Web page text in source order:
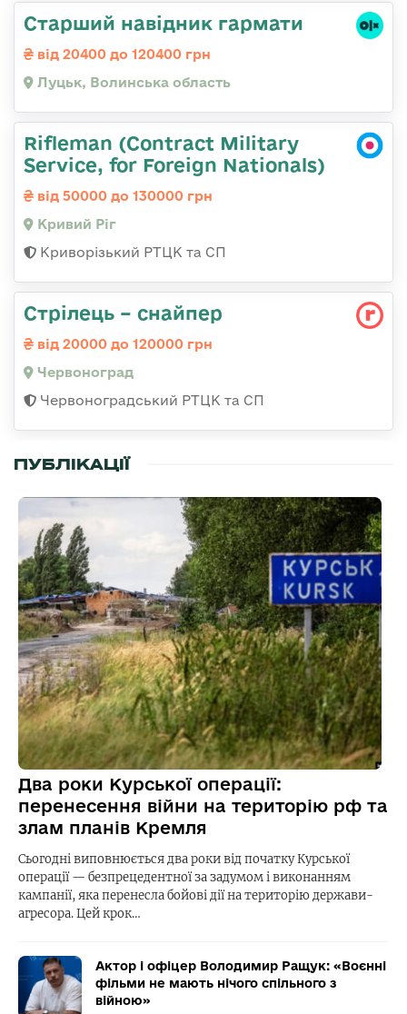
Старший навідник гармати
від 20400 до 120400 грн
Луцьк, Волинська область
Rifleman (Contract Military
Service, for Foreign Nationals)
від 50000 до 130000 грн
Кривий Ріг
Криворізький РТЦК та СП
Стрілець – снайпер
від 20000 до 120000 грн
Червоноград
Червоноградський РТЦК та СП
ПУБЛІКАЦІЇ
Два роки Курської операції:
перенесення війни на територію рф та
злам планів Кремля
Сьогодні виповнюється два роки від початку Курської
операції — безпрецедентної за задумом і виконанням
кампанії, яка перенесла бойові дії на територію держави-
агресора. Цей крок…
Актор і офіцер Володимир Ращук: «Воєнні
фільми не мають нічого спільного з
війною»